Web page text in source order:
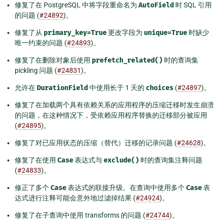
修复了在 PostgreSQL 中将字段重命名为 AutoField 时 SQL 引用
的问题 (#24892)。
修复了从 primary_key=True更改字段为 unique=True 时缺少
唯一约束的问题 (#24893)。
修复了在删除对象后使用 prefetch_related() 时的查询集
pickling 问题 (#24831)。
允许在DurationField 中使用长于 1 天的 choices (#24897)。
修复了在加载两个具有依赖关系的应用程序的压缩迁移时发生崩溃
的问题，在这种情况下，受依赖应用程序替换的迁移部分被应用
(#24895)。
修复了对已应用状态的压缩（替代）迁移的记录问题 (#24628)。
修复了在使用 Case表达式与exclude() 时的查询集注释问题
(#24833)。
修正了多个Case表达式的联接升级。在查询中使用多个Case表
达式进行注释可能会意外地过滤掉结果 (#24924)。
修复了在子查询中使用 transforms 的问题 (#24744)。